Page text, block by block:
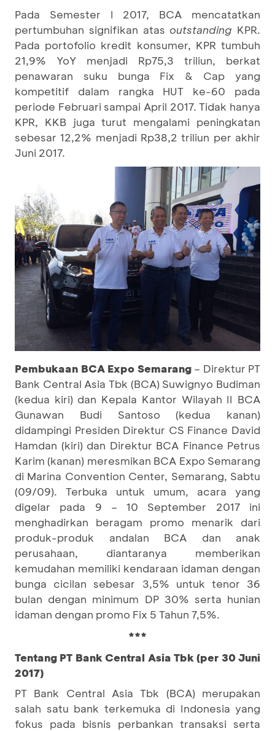
Pada Semester I 2017, BCA mencatatkan
pertumbuhan signifikan atas outstanding KPR.
Pada portofolio kredit konsumer, KPR tumbuh
21,9% YoY menjadi Rp75,3 triliun, berkat
penawaran suku bunga Fix & Cap yang
kompetitif dalam rangka HUT ke-60 pada
periode Februari sampai April 2017. Tidak hanya
KPR, KKB juga turut mengalami peningkatan
sebesar 12,2% menjadi Rp38,2 triliun per akhir
Juni 2017.
Pembukaan BCA Expo Semarang– Direktur PT
Bank Central Asia Tbk (BCA) Suwignyo Budiman
(kedua kiri) dan Kepala Kantor Wilayah II BCA
Gunawan Budi Santoso (kedua kanan)
didampingi Presiden Direktur CS Finance David
Hamdan (kiri) dan Direktur BCA Finance Petrus
Karim (kanan) meresmikan BCA Expo Semarang
di Marina Convention Center, Semarang, Sabtu
(09/09). Terbuka untuk umum, acara yang
digelar pada 9 – 10 September 2017 ini
menghadirkan beragam promo menarik dari
produk-produk andalan BCA dan anak
perusahaan, diantaranya memberikan
kemudahan memiliki kendaraan idaman dengan
bunga cicilan sebesar 3,5% untuk tenor 36
bulan dengan minimum DP 30% serta hunian
idaman dengan promo Fix 5 Tahun 7,5%.
***
Tentang PT Bank Central Asia Tbk (per 30 Juni
2017)
PT Bank Central Asia Tbk (BCA) merupakan
salah satu bank terkemuka di Indonesia yang
fokus pada bisnis perbankan transaksi serta